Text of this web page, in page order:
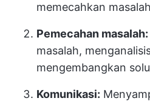
memecahkan
Pemecahan masalah:
masalah,
mengembangkan
Komunikasi: